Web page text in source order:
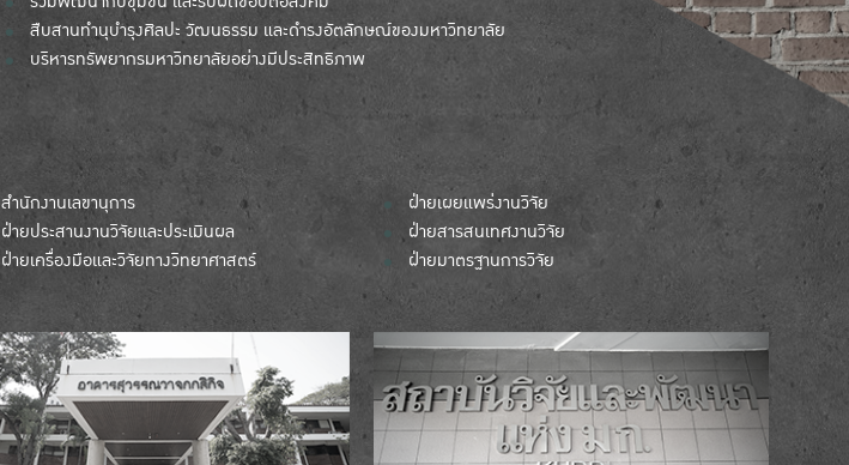
สืบสานทำนุบำรุงศิลปะ วัฒนธรรม และดำรงอัตลักษณ์ของมหาวิทยาลัย
บริหารทรัพยากรมหาวิทยาลัยอย่างมีประสิทธิภาพ
สำนักงานเลขานุการ
ฝ่ายประสานงานวิจัยและประเมินผล
ฝ่ายเครื่องมือและวิจัยทางวิทยาศาสตร์
ฝ่ายเผยแพร่งานวิจัย
ฝ่ายสารสนเทศงานวิจัย
ฝ่ายมาตรฐานการวิจัย